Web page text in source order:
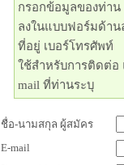
กรอกข้อมูลของท่าน
ลงในแบบฟอร์มด้าน
ที่อยู่ เบอร์โทรศัพท์
ใช้สำหรับการติดต่อ
mail ที่ท่านระบุ
ชื่อ-นามสกุล ผู้สมัคร
E-mail